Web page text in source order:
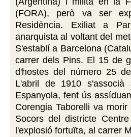
(FORA), però va ser
Residència. Exiliat a
anarquista al voltant del
S'establí a Barcelona
carrer dels Pins. El 15 de
d'hostes del número 25
L'abril de 1910
Espanyola, fent ús
Corengia Taborelli va
Socors del districte
l'explosió fortuïta, al carrer